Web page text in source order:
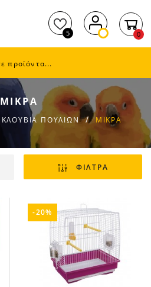
5 0
ΜΙΚΡΑ
ΚΛΟΥΒΙΑ ΠΟΥΛΙΩΝ ΜΙΚΡΑ
ΦΙΛΤΡΑ
-20%